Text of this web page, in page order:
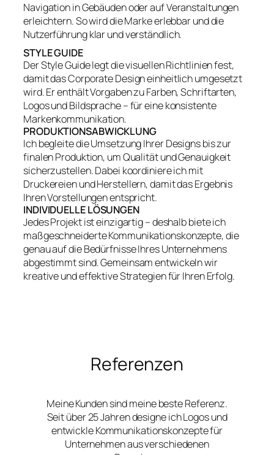
Navigation in Gebäuden oder auf Veranstaltungen
erleichtern. So wird die Marke erlebbar und die
Nutzerführung klar und verständlich.
STYLE GUIDE
Der Style Guide legt die visuellen Richtlinien fest,
damit das Corporate Design einheitlich umgesetzt
wird. Er enthält Vorgaben zu Farben, Schriftarten,
Logos und Bildsprache – für eine konsistente
Markenkommunikation.
PRODUKTIONSABWICKLUNG
Ich begleite die Umsetzung Ihrer Designs bis zur
finalen Produktion, um Qualität und Genauigkeit
sicherzustellen. Dabei koordiniere ich mit
Druckereien und Herstellern, damit das Ergebnis
Ihren Vorstellungen entspricht.
INDIVIDUELLE LÖSUNGEN
Jedes Projekt ist einzigartig – deshalb biete ich
maßgeschneiderte Kommunikationskonzepte, die
genau auf die Bedürfnisse Ihres Unternehmens
abgestimmt sind. Gemeinsam entwickeln wir
kreative und effektive Strategien für Ihren Erfolg.
Referenzen
Meine Kunden sind meine beste Referenz.
Seit über 25 Jahren designe ich Logos und
entwickle Kommunikationskonzepte für
Unternehmen aus verschiedenen